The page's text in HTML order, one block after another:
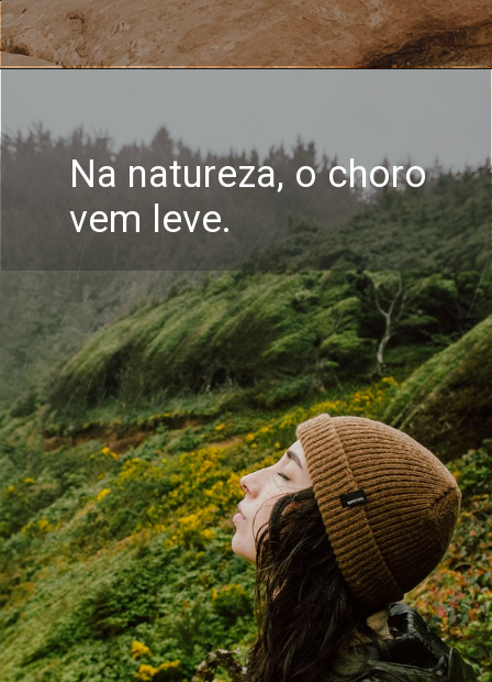
Na natureza, o choro
vem leve.